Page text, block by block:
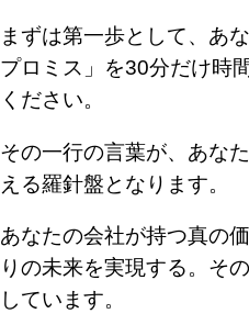
まずは第一歩として、あ
プロミス」を30分だけ時
ください。
その一行の言葉が、あな
える羅針盤となります。
あなたの会社が持つ真の
りの未来を実現する。そ
しています。